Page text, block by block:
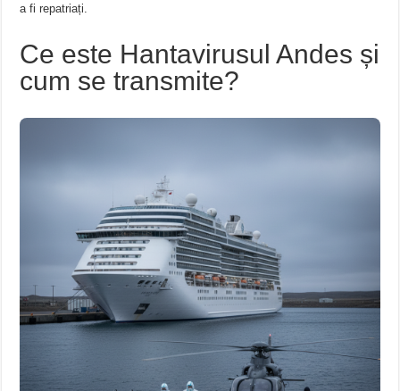
a fi repatriați.
Ce este Hantavirusul Andes și
cum se transmite?